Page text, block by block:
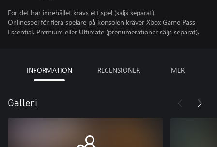
För det här innehållet krävs ett spel (säljs separat).
Onlinespel för flera spelare på konsolen kräver Xbox Game Pass
Essential, Premium eller Ultimate (prenumerationer säljs separat).
INFORMATION RECENSIONER MER
Galleri